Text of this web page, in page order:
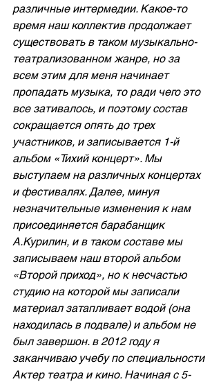
различные интермедии. Какое-то
время наш коллектив продолжает
существовать в таком музыкально-
театрализованном жанре, но за
всем этим для меня начинает
пропадать музыка, то ради чего это
все зативалось, и поэтому состав
сокращается опять до трех
участников, и записывается 1-й
альбом «Тихий концерт». Мы
выступаем на различных концертах
и фестивалях. Далее, минуя
незначительные изменения к нам
присоединяется барабанщик
А.Курилин, и в таком составе мы
записываем наш второй альбом
«Второй приход», но к несчастью
студию на которой мы записали
материал затапливает водой (она
находилась в подвале) и альбом не
был завершон. в 2012 году я
заканчиваю учебу по специальности
Актер театра и кино. Начиная с 5-